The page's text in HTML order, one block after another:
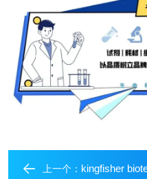
上一个： kingfisher